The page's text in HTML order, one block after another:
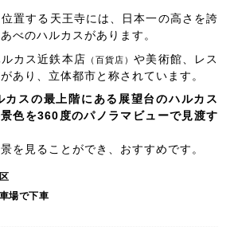
置する天王寺には、日本一の高さを誇
べのハルカスがあります。
カス近鉄本店 （百貨店）や美術館、レス
あり、立体都市と称されています。
カスの最上階にある展望台のハルカス
色を360度のパノラマビューで見渡す
を見ることができ、おすすめです。
場で下車